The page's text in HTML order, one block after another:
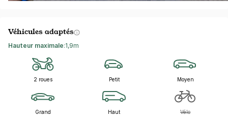
Véhicules adaptés
Hauteur maximale:1,9m
2 roues Petit Moyen
Grand Haut Vélo